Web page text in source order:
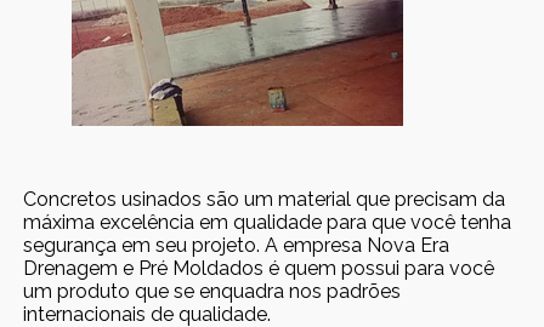
Concretos usinados são um material que precisam da
máxima excelência em qualidade para que você tenha
segurança em seu projeto. A empresa Nova Era
Drenagem e Pré Moldados é quem possui para você
um produto que se enquadra nos padrões
internacionais de qualidade.